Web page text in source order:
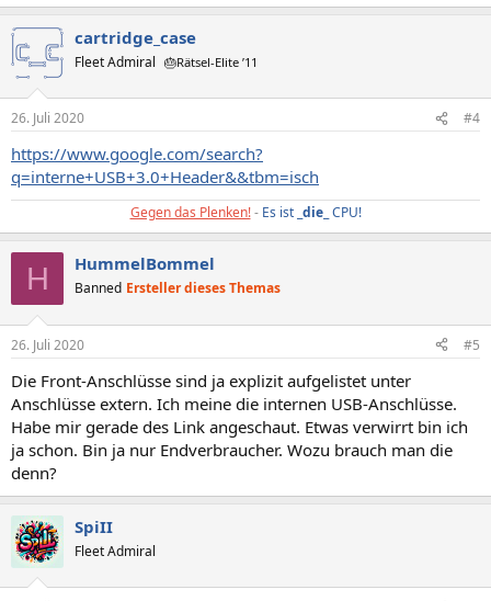
cartridge_case
Fleet Admiral 🎂Rätsel-Elite ’11
26. Juli 2020 #4
https://www.google.com/search?
q=interne+USB+3.0+Header&&tbm=isch
Gegen das Plenken!- Es ist _ die_ CPU!
H HummelBommel
Banned Ersteller dieses Themas
26. Juli 2020 #5
Die Front-Anschlüsse sind ja explizit aufgelistet unter
Anschlüsse extern. Ich meine die internen USB-Anschlüsse.
Habe mir gerade des Link angeschaut. Etwas verwirrt bin ich
ja schon. Bin ja nur Endverbraucher. Wozu brauch man die
denn?
SpiII
Fleet Admiral